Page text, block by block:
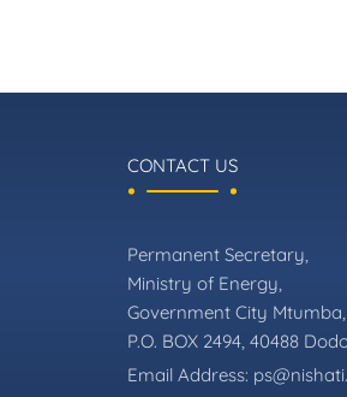
CONTACT US
Permanent Secretary,
Ministry of Energy,
Government City
P.O. BOX 2494, 40488
Email Address: